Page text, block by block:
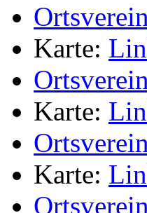
Karte:
Karte:
Karte: